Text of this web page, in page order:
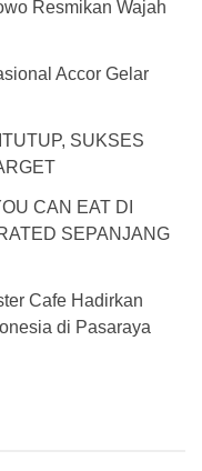
Resmikan Wajah
Accor Gelar
SUKSES
CAN EAT DI
SEPANJANG
Cafe Hadirkan
di Pasaraya